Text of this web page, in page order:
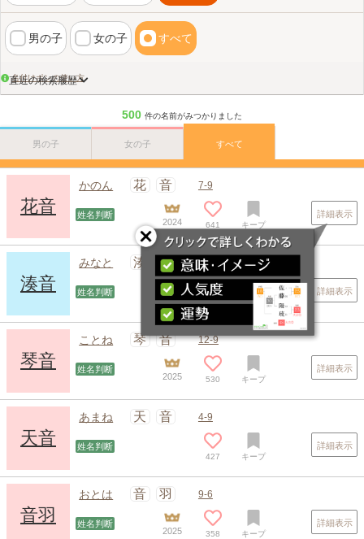
男の子 女の子 すべて
画数検索のヒント
名付けポンの使い方
直近の検索履歴
500 件の名前がみつかりました
男の子 女の子 すべて
花音
かのん 花 音 7-9
姓名判断
2024 641 キープ
詳細表示
湊音
みなと 湊 音 12-9
姓名判断
2025 557 キープ
詳細表示
琴音
ことね 琴 音 12-9
姓名判断
2025 530 キープ
詳細表示
天音
あまね 天 音 4-9
姓名判断
427 キープ
詳細表示
音羽
おとは 音 羽 9-6
姓名判断
2025 358 キープ
詳細表示